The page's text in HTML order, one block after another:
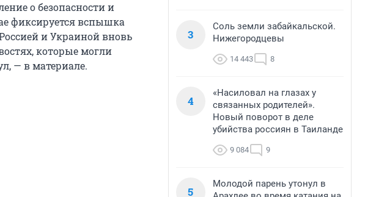
о безопасности и
фиксируется вспышка
и Украиной вновь
которые могли
— в материале.
3
Соль земли забайкальской.
Нижегородцевы
14 443 8
4
«Насиловал на глазах у
связанных родителей».
Новый поворот в деле
убийства россиян в Таиланде
9 084 9
5
Молодой парень утонул в